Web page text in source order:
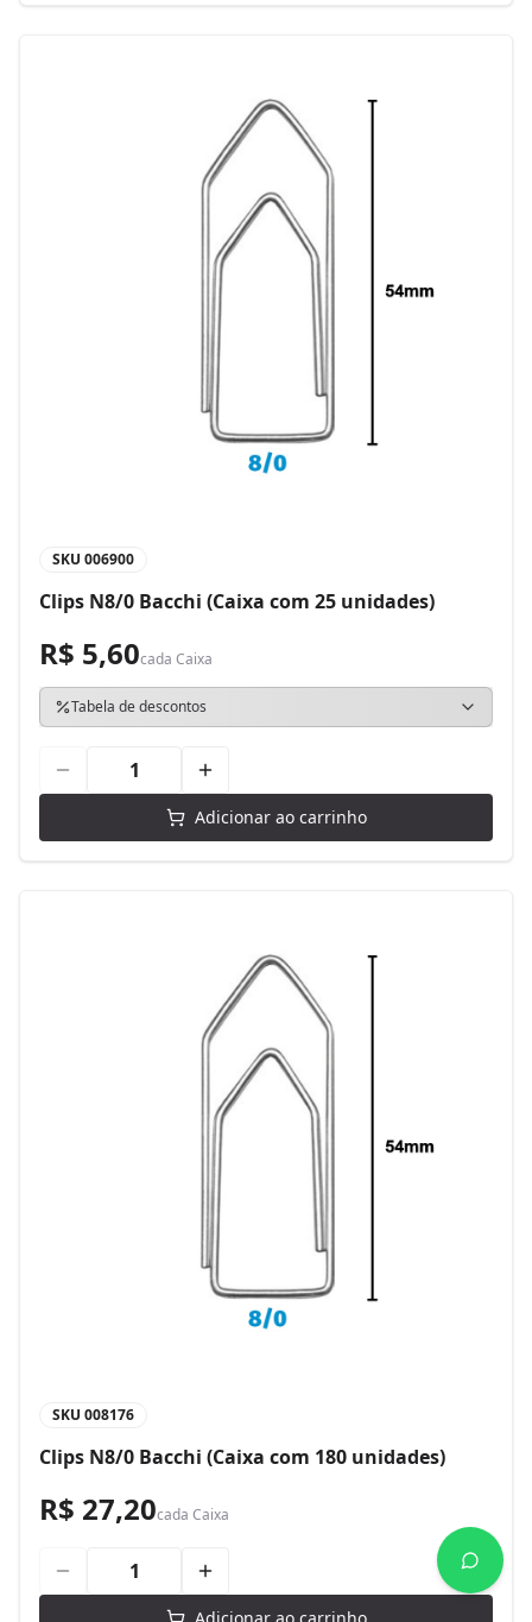
SKU 006900
Clips N8/0 Bacchi (Caixa com 25 unidades)
R$ 5,60cada Caixa
Tabela de descontos
Adicionar ao carrinho
SKU 008176
Clips N8/0 Bacchi (Caixa com 180 unidades)
R$ 27,20cada Caixa